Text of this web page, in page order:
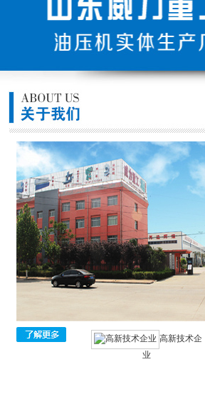
高新技术企
业